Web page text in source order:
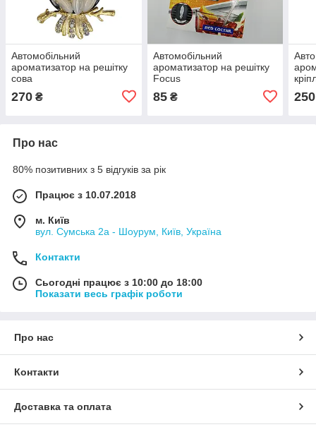
Автомобільний
ароматизатор на решітку
сова
270 ₴
Автомобільний
ароматизатор на решітку
Focus
85₴ 250
Про нас
80% позитивних з 5 відгуків за рік
Працює з 10.07.2018
м. Київ
вул. Сумська 2а - Шоурум, Київ, Україна
Контакти
Сьогодні працює з 10:00 до 18:00
Показати весь графік роботи
Про нас
Контакти
Доставка та оплата